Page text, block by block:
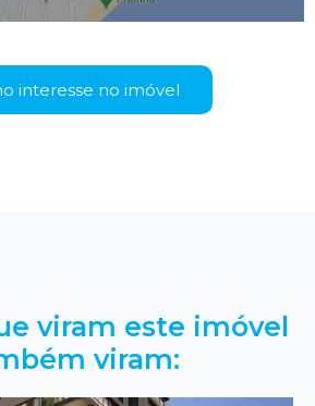
interesse no imóvel
viram este imóvel
viram: